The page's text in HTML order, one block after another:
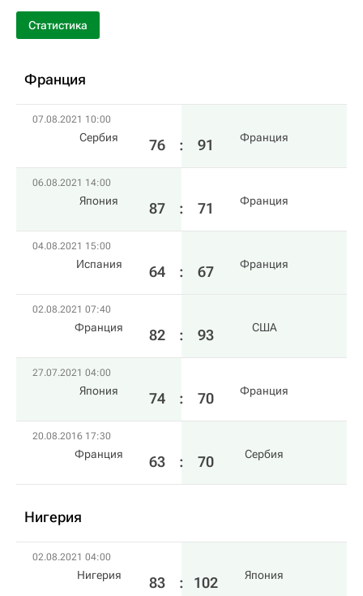
Статистика
Франция
07.08.2021 10:00
Сербия 76 : 91 Франция
06.08.2021 14:00
Япония 87 : 71 Франция
04.08.2021 15:00
Испания 64 : 67 Франция
02.08.2021 07:40
Франция 82 : 93 США
27.07.2021 04:00
Япония 74 : 70 Франция
20.08.2016 17:30
Франция 63 : 70 Сербия
Нигерия
02.08.2021 04:00
Нигерия 83 : 102 Япония